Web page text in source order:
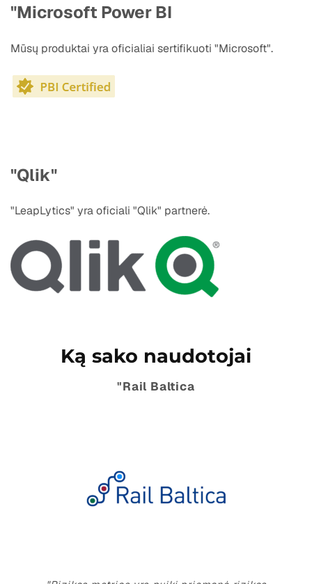
"Microsoft Power BI
Mūsų produktai yra oficialiai sertifikuoti "Microsoft".
"Qlik"
"LeapLytics" yra oficiali "Qlik" partnerė.
Ką sako naudotojai
"Rail Baltica